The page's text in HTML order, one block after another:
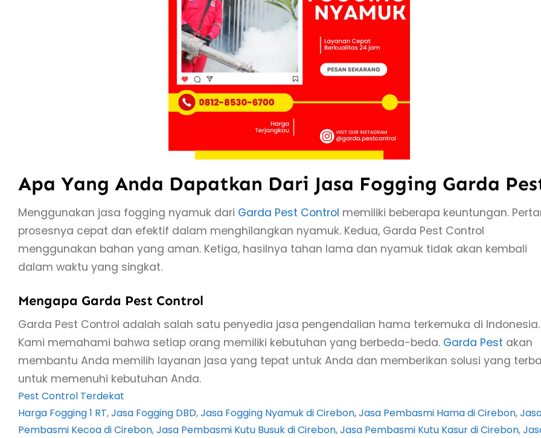
Apa Yang Anda Dapatkan Dari Jasa Fogging Garda
Menggunakan jasa fogging nyamuk dari Garda Pest Control memiliki beberapa keuntungan.
prosesnya cepat dan efektif dalam menghilangkan nyamuk. Kedua, Garda Pest Control
menggunakan bahan yang aman. Ketiga, hasilnya tahan lama dan nyamuk tidak akan kembali
dalam waktu yang singkat.
Mengapa Garda Pest Control
Garda Pest Control adalah salah satu penyedia jasa pengendalian hama terkemuka di Indonesia.
Kami memahami bahwa setiap orang memiliki kebutuhan yang berbeda-beda. Garda Pest akan
membantu Anda memilih layanan jasa yang tepat untuk Anda dan memberikan solusi yang
untuk memenuhi kebutuhan Anda.
Pest Control Terdekat
Harga Fogging 1 RT, Jasa Fogging DBD, Jasa Fogging Nyamuk di Cirebon, Jasa Pembasmi Hama di Cirebon,
Pembasmi Kecoa di Cirebon, Jasa Pembasmi Kutu Busuk di Cirebon, Jasa Pembasmi Kutu Kasur di Cirebon,